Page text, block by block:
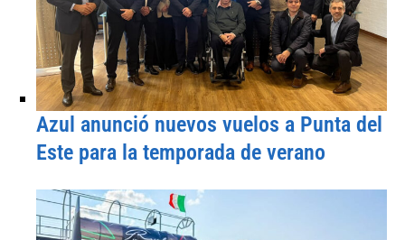
Azul anunció nuevos vuelos a Punta del
Este para la temporada de verano